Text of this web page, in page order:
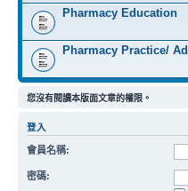
Pharmacy Education
Pharmacy Practice/
您沒有閱讀本版面文章的權限。
登入
會員名稱:
密碼: